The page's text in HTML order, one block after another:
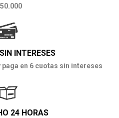
INTERESES
paga en 6 cuotas sin intereses
24 HORAS